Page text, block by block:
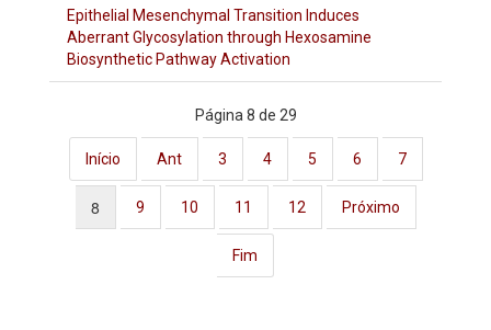
Epithelial Mesenchymal Transition Induces
Aberrant Glycosylation through Hexosamine
Biosynthetic Pathway Activation
Página 8 de 29
Início Ant 3 4 5 6 7
8 9 10 11 12 Próximo
Fim